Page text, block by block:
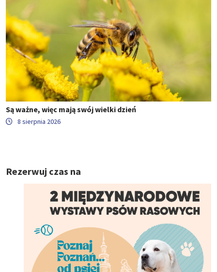
Są ważne, więc mają swój wielki dzień
8 sierpnia 2026
Rezerwuj czas na